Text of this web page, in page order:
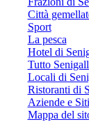
Città
Sport
La pesca
Hotel di
Tutto
Locali di
Ristoranti di
Aziende e
Mappa del